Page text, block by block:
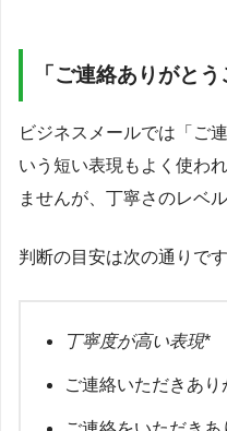
「ご連絡ありがと
ビジネスメールでは「ご
いう短い表現もよく使わ
ませんが、丁寧さのレベ
判断の目安は次の通りです
丁寧度が高い表現*
ご連絡いただきあ